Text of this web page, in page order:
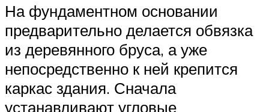
На фундаментном основании
предварительно делается обвязка
из деревянного бруса, а уже
непосредственно к ней крепится
каркас здания. Сначала
устанавливают угловые